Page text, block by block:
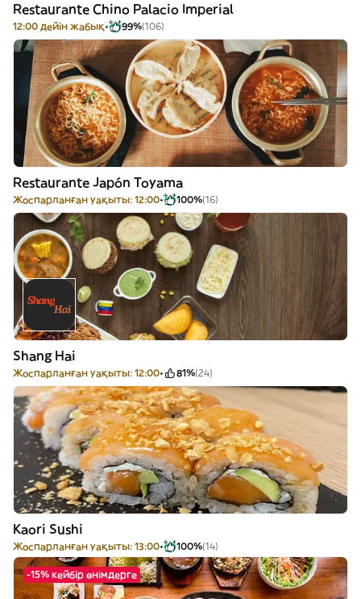
Restaurante Chino Palacio Imperial
12:00 дейін жабық 99%(106)
Restaurante Japón Toyama
Жоспарланған уақыты: 12:00 100%(16)
Shang Hai
Жоспарланған уақыты: 12:00 81%(24)
Kaori Sushi
Жоспарланған уақыты: 13:00 100%(14)
-15% кейбір өнімдерге